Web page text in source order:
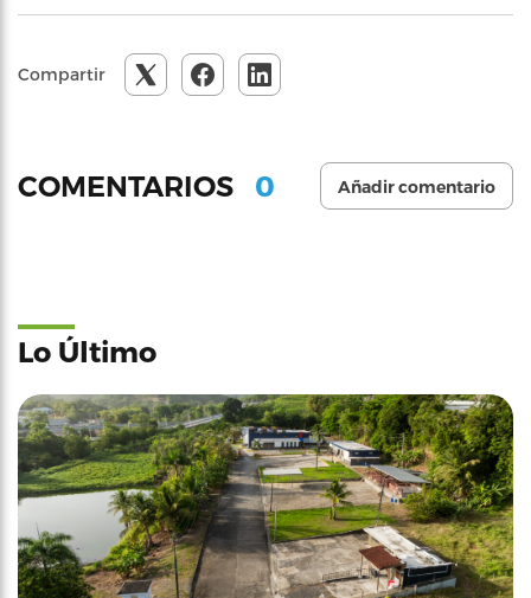
Compartir
COMENTARIOS 0 Añadir comentario
Lo Último